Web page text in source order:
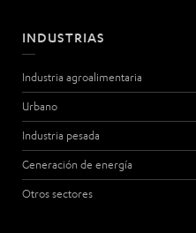
INDUSTRIAS
Industria agroalimentaria
Urbano
Industria pesada
Generación de energía
Otros sectores